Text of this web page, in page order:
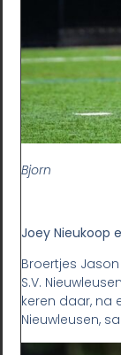
Bjorn
Joey Nieukoop
Broertjes
S.V.
keren daar, na
Nieuwleusen,